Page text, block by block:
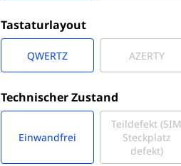
Tastaturlayout
QWERTZ AZERTY
Technischer Zustand
Einwandfrei
Teildefekt (SIM
Steckplatz
defekt)